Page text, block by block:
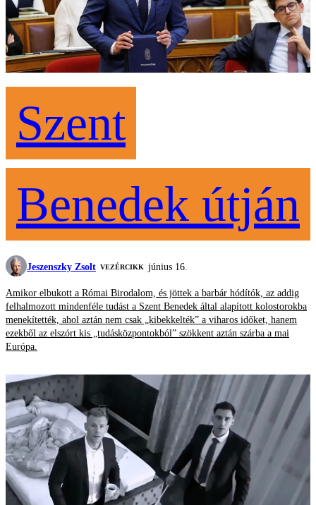
Szent
Benedek útján
Jeszenszky Zsolt VEZÉRCIKK június 16.
Amikor elbukott a Római Birodalom, és jöttek a barbár hódítók, az addig
felhalmozott mindenféle tudást a Szent Benedek által alapított kolostorokba
menekítették, ahol aztán nem csak „kibekkelték” a viharos időket, hanem
ezekből az elszórt kis „tudásközpontokból” szökkent aztán szárba a mai
Európa.